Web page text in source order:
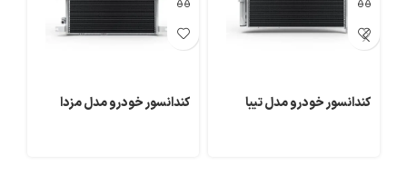
کندانسور خودرو مدل تیبا کندانسور خودرو مدل مزدا